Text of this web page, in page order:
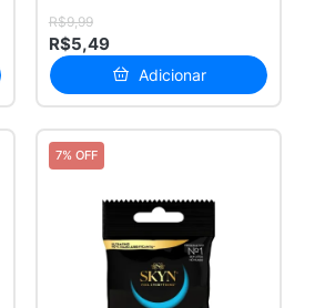
R$9,99
R$5,49
Adicionar
7% OFF